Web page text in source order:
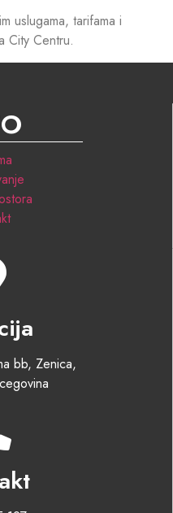
uslugama, tarifama i
City Centru.
bb, Zenica,